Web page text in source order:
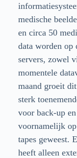
medische
en circa 50
data worden op
servers, zowel
momentele
maand groeit
sterk
voor back-up
voornamelijk
tapes geweest.
heeft alleen